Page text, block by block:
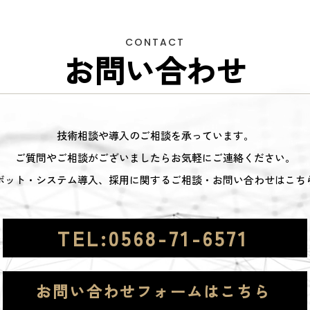
CONTACT
お問い合わせ
技術相談や導入のご相談を承っています。
ご質問やご相談がございましたらお気軽にご連絡ください。
ット・システム導入、採用に関するご相談・お問い合わせはこち
TEL:0568-71-6571
お問い合わせフォームはこちら